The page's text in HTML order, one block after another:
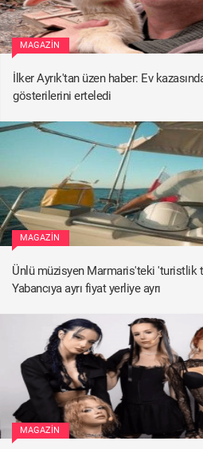
MAGAZIN
İlker Ayrık'tan üzen haber: Ev
gösterilerini erteledi
MAGAZIN
Ünlü müzisyen Marmaris'teki 'turistlik
Yabancıya ayrı fiyat yerliye ayrı
MAGAZIN